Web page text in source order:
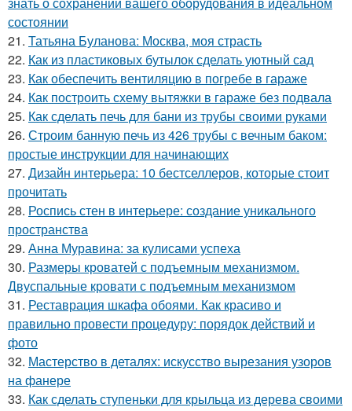
состоянии
21. Татьяна Буланова: Москва, моя страсть
22. Как из пластиковых бутылок сделать уютный сад
23. Как обеспечить вентиляцию в погребе в гараже
24. Как построить схему вытяжки в гараже без подвала
25. Как сделать печь для бани из трубы своими руками
26. Строим банную печь из 426 трубы с вечным баком:
простые инструкции для начинающих
27. Дизайн интерьера: 10 бестселлеров, которые стоит
прочитать
28. Роспись стен в интерьере: создание уникального
пространства
29. Анна Муравина: за кулисами успеха
30. Размеры кроватей с подъемным механизмом.
Двуспальные кровати с подъемным механизмом
31. Реставрация шкафа обоями. Как красиво и
правильно провести процедуру: порядок действий и
фото
32. Мастерство в деталях: искусство вырезания узоров
на фанере
33. Как сделать ступеньки для крыльца из дерева своими